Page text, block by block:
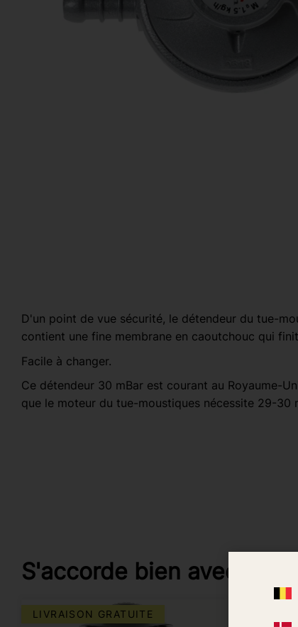
D'un point de vue sécurité, le détendeur du tue-
contient une fine membrane en caoutchouc qui
Facile à changer.
Ce détendeur 30 mBar est courant au Royaume-
que le moteur du tue-moustiques nécessite 29-30
S'accorde bien avec
LIVRAISON GRATUITE